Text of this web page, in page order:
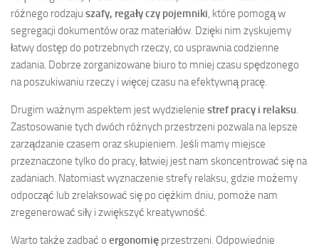
różnego rodzaju szafy, regały czy pojemniki, które pomogą w
segregacji dokumentów oraz materiałów. Dzięki nim zyskujemy
łatwy dostęp do potrzebnych rzeczy, co usprawnia codzienne
zadania. Dobrze zorganizowane biuro to mniej czasu spędzonego
na poszukiwaniu rzeczy i więcej czasu na efektywną pracę.
Drugim ważnym aspektem jest wydzielenie stref pracy i relaksu.
Zastosowanie tych dwóch różnych przestrzeni pozwala na lepsze
zarządzanie czasem oraz skupieniem. Jeśli mamy miejsce
przeznaczone tylko do pracy, łatwiej jest nam skoncentrować się na
zadaniach. Natomiast wyznaczenie strefy relaksu, gdzie możemy
odpocząć lub zrelaksować się po ciężkim dniu, pomoże nam
zregenerować siły i zwiększyć kreatywność.
Warto także zadbać o ergonomię przestrzeni. Odpowiednie